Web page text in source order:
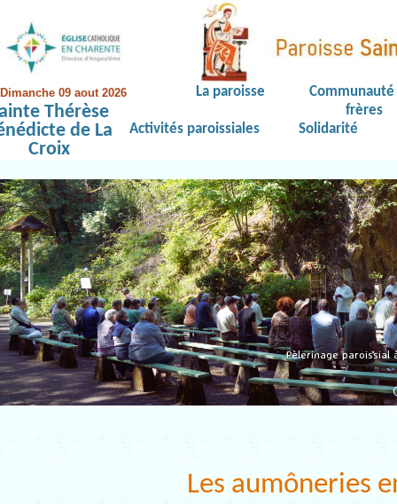
Dimanche 09 aout 2026
Thérèse
de La
Croix
La paroisse
Communauté
frères
Activités paroissiales
Solidarité
Pèlerinage
Les aumôneries